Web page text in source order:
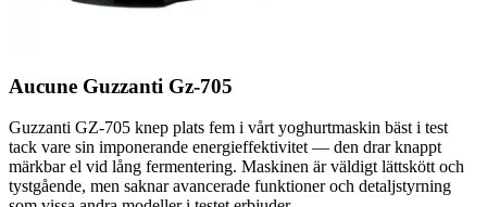
Aucune Guzzanti Gz-705
Guzzanti GZ-705 knep plats fem i vårt yoghurtmaskin bäst i test
tack vare sin imponerande energieffektivitet — den drar knappt
märkbar el vid lång fermentering. Maskinen är väldigt lättskött och
tystgående, men saknar avancerade funktioner och detaljstyrning